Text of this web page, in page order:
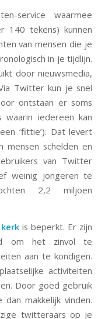
service waarmee
140 tekens) kunnen
van mensen die je
in je tijdlijn.
door nieuwsmedia,
Twitter kun je snel
ontstaan er soms
waarin iedereen kan
‘fittie’). Dat levert
mensen schelden en
van Twitter
weinig jongeren te
2,2 miljoen
kerk is beperkt. Er zijn
om het zinvol te
aan te kondigen.
activiteiten
Door goed gebruik
dan makkelijk vinden.
twitteraars op je